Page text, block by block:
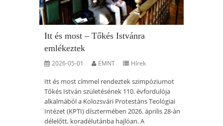
Itt és most – Tőkés Istvánra
emlékeztek
2026-05-01 EMNT Hírek
Itt és most címmel rendeztek szimpóziumot
Tőkés István születésének 110. évfordulója
alkalmából a Kolozsvári Protestáns Teológiai
Intézet (KPTI) dísztermében 2026. április 28-án
délelőtt, koradélutánba hajlóan. A